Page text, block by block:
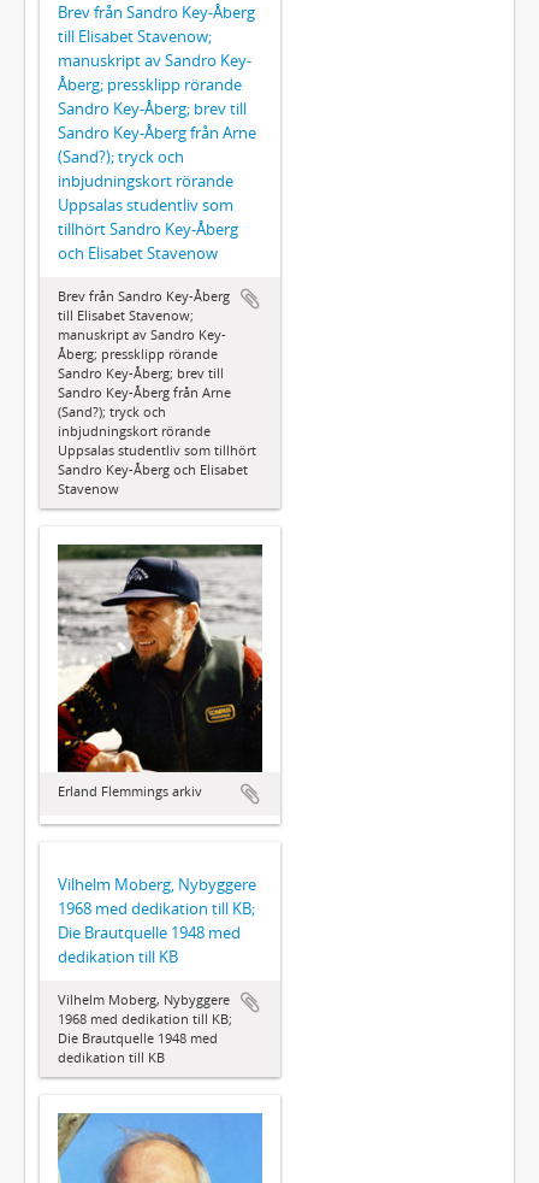
Brev från Sandro Key-Åberg
till Elisabet Stavenow;
manuskript av Sandro Key-
Åberg; pressklipp rörande
Sandro Key-Åberg; brev till
Sandro Key-Åberg från Arne
(Sand?); tryck och
inbjudningskort rörande
Uppsalas studentliv som
tillhört Sandro Key-Åberg
och Elisabet Stavenow
Brev från Sandro Key-Åberg
till Elisabet Stavenow;
manuskript av Sandro Key-
Åberg; pressklipp rörande
Sandro Key-Åberg; brev till
Sandro Key-Åberg från Arne
(Sand?); tryck och
inbjudningskort rörande
Uppsalas studentliv som tillhört
Sandro Key-Åberg och Elisabet
Stavenow
Erland Flemmings arkiv
Vilhelm Moberg, Nybyggere
1968 med dedikation till KB;
Die Brautquelle 1948 med
dedikation till KB
Vilhelm Moberg, Nybyggere
1968 med dedikation till KB;
Die Brautquelle 1948 med
dedikation till KB